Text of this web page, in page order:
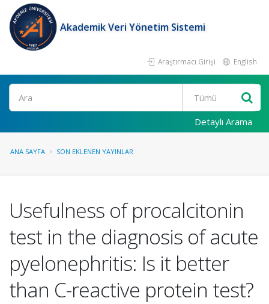
Akademik Veri Yönetim Sistemi
Araştırmacı Girişi English
Ara
Detaylı Arama
ANA SAYFA SON EKLENEN YAYINLAR
Usefulness of procalcitonin
test in the diagnosis of acute
pyelonephritis: Is it better
than C-reactive protein test?